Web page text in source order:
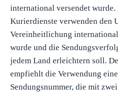
international versendet
Kurierdienste verwenden den
Vereinheitlichung
wurde und die
jedem Land erleichtern soll.
empfiehlt die Verwendung
Sendungsnummer, die mit